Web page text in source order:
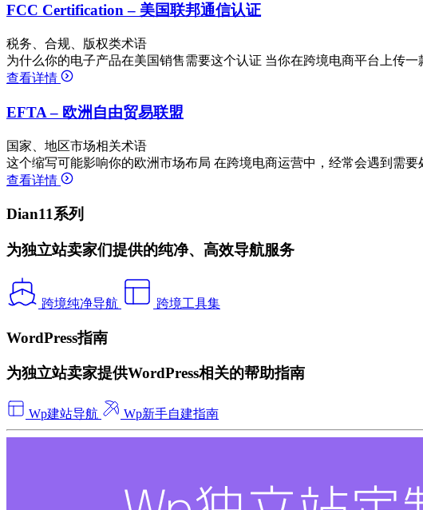
FCC Certification – 美国联邦通信认证
税务、合规、版权类术语
为什么你的电子产品在美国销售需要这个认证 当你在跨境电商平台上传
查看详情
EFTA – 欧洲自由贸易联盟
国家、地区市场相关术语
这个缩写可能影响你的欧洲市场布局 在跨境电商运营中，经常会遇到需
查看详情
Dian11系列
为独立站卖家们提供的纯净、高效导航服务
跨境纯净导航 跨境工具集
WordPress指南
为独立站卖家提供WordPress相关的帮助指南
Wp建站导航 Wp新手自建指南